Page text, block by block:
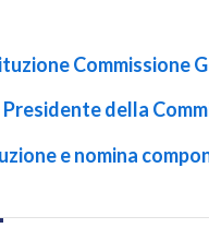
Commissione
Presidente della
e nomina